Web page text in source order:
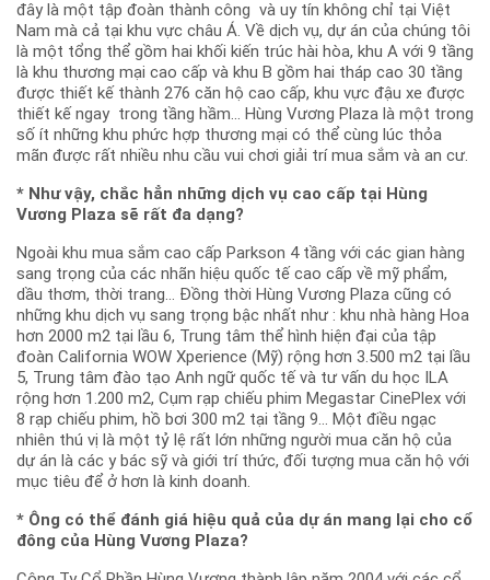
đây là một tập đoàn thành công và uy tín không chỉ tại Việt
Nam mà cả tại khu vực châu Á. Về dịch vụ, dự án của chúng tôi
là một tổng thể gồm hai khối kiến trúc hài hòa, khu A với 9 tầng
là khu thương mại cao cấp và khu B gồm hai tháp cao 30 tầng
được thiết kế thành 276 căn hộ cao cấp, khu vực đậu xe được
thiết kế ngay trong tầng hầm… Hùng Vương Plaza là một trong
số ít những khu phức hợp thương mại có thể cùng lúc thỏa
mãn được rất nhiều nhu cầu vui chơi giải trí mua sắm và an cư.
* Như vậy, chắc hẳn những dịch vụ cao cấp tại Hùng
Vương Plaza sẽ rất đa dạng?
Ngoài khu mua sắm cao cấp Parkson 4 tầng với các gian hàng
sang trọng của các nhãn hiệu quốc tế cao cấp về mỹ phẩm,
dầu thơm, thời trang… Đồng thời Hùng Vương Plaza cũng có
những khu dịch vụ sang trọng bậc nhất như : khu nhà hàng Hoa
hơn 2000 m2 tại lầu 6, Trung tâm thể hình hiện đại của tập
đoàn California WOW Xperience (Mỹ) rộng hơn 3.500 m2 tại lầu
5, Trung tâm đào tạo Anh ngữ quốc tế và tư vấn du học ILA
rộng hơn 1.200 m2, Cụm rạp chiếu phim Megastar CinePlex với
8 rạp chiếu phim, hồ bơi 300 m2 tại tầng 9… Một điều ngạc
nhiên thú vị là một tỷ lệ rất lớn những người mua căn hộ của
dự án là các y bác sỹ và giới trí thức, đối tượng mua căn hộ với
mục tiêu để ở hơn là kinh doanh.
* Ông có thể đánh giá hiệu quả của dự án mang lại cho cổ
đông của Hùng Vương Plaza?